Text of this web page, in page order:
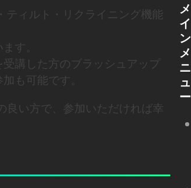
ティルト・リクライニング機能
す。
講した方のブラッシュアップ
も可能です。
良い方で、参加いただければ幸
メ
イ
ン
メ
ニ
ュ
ー